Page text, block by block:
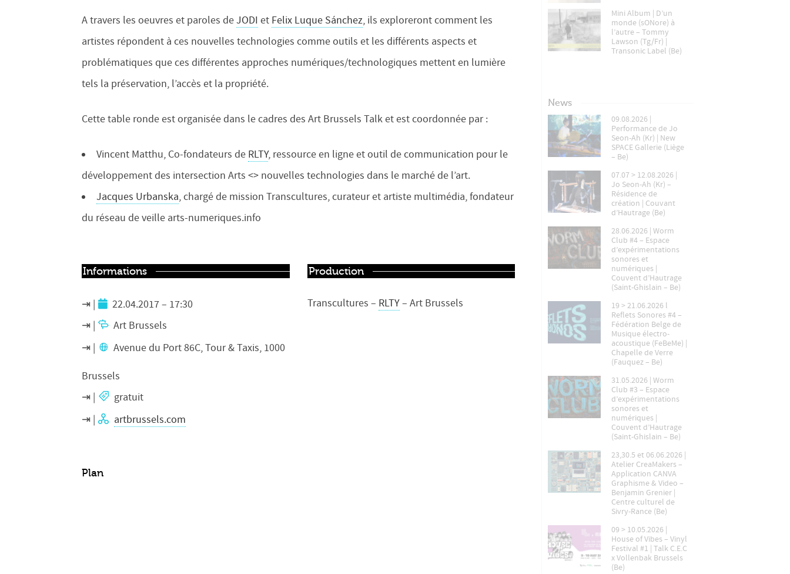
A travers les oeuvres et paroles deJODI et Felix Luque Sánchez, ils exploreront comment les
artistes répondent à ces nouvelles technologies comme outils et les différents aspects et
problématiques que ces différentes approches numériques/technologiques mettent en lumière
tels la préservation, l’accès et la propriété.
Cette table ronde est organisée dans le cadres des Art Brussels Talk et est coordonnée par :
Vincent Matthu, Co-fondateurs de RLTY, ressource en ligne et outil de communication pour le
développement des intersection Arts <> nouvelles technologies dans le marché de l’art.
Jacques Urbanska, chargé de mission Transcultures, curateur et artiste multimédia, fondateur
du réseau de veille arts-numeriques.info
Informations
22.04.2017 – 17:30
Art Brussels
Avenue du Port 86C, Tour & Taxis, 1000
Brussels
gratuit
artbrussels.com
Production
Transcultures – RLTY– Art Brussels
Plan
Mini Album | D’un
monde (sONore) à
l’autre – Tommy
Lawson (Tg/Fr) |
Transonic Label (Be)
News
09.08.2026 |
Performance de Jo
Seon-Ah (Kr) | New
SPACE Gallerie (Liège
– Be)
07.07 > 12.08.2026 |
Jo Seon-Ah (Kr) –
Résidence de
création | Couvant
d’Hautrage (Be)
28.06.2026 | Worm
Club #4 – Espace
d’expérimentations
sonores et
numériques |
Couvent d’Hautrage
(Saint-Ghislain – Be)
19 > 21.06.2026 l
Reflets Sonores #4 –
Fédération Belge de
Musique électro-
acoustique (FeBeMe) |
Chapelle de Verre
(Fauquez – Be)
31.05.2026 | Worm
Club #3 – Espace
d’expérimentations
sonores et
numériques |
Couvent d’Hautrage
(Saint-Ghislain – Be)
23,30.5 et 06.06.2026 |
Atelier CreaMakers –
Application CANVA
Graphisme & Video –
Benjamin Grenier |
Centre culturel de
Sivry-Rance (Be)
09 > 10.05.2026 |
House of Vibes – Vinyl
Festival #1 | Talk C.E.C
x Vollenbak Brussels
(Be)